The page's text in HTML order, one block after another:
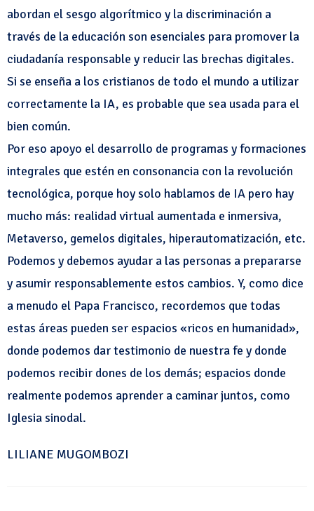
abordan el sesgo algorítmico y la discriminación a
través de la educación son esenciales para promover la
ciudadanía responsable y reducir las brechas digitales.
Si se enseña a los cristianos de todo el mundo a utilizar
correctamente la IA, es probable que sea usada para el
bien común.
Por eso apoyo el desarrollo de programas y formaciones
integrales que estén en consonancia con la revolución
tecnológica, porque hoy solo hablamos de IA pero hay
mucho más: realidad virtual aumentada e inmersiva,
Metaverso, gemelos digitales, hiperautomatización, etc.
Podemos y debemos ayudar a las personas a prepararse
y asumir responsablemente estos cambios. Y, como dice
a menudo el Papa Francisco, recordemos que todas
estas áreas pueden ser espacios «ricos en humanidad»,
donde podemos dar testimonio de nuestra fe y donde
podemos recibir dones de los demás; espacios donde
realmente podemos aprender a caminar juntos, como
Iglesia sinodal.
LILIANE MUGOMBOZI